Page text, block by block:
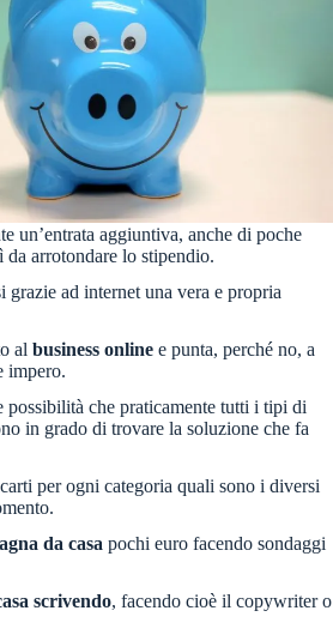
un’entrata aggiuntiva, anche di poche
da arrotondare lo stipendio.
grazie ad internet una vera e propria
al business online e punta, perché no, a
impero.
possibilità che praticamente tutti i tipi di
in grado di trovare la soluzione che fa
per ogni categoria quali sono i diversi
da casa pochi euro facendo sondaggi
scrivendo, facendo cioè il copywriter o